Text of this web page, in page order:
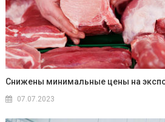
Снижены минимальные цены на
07.07.2023